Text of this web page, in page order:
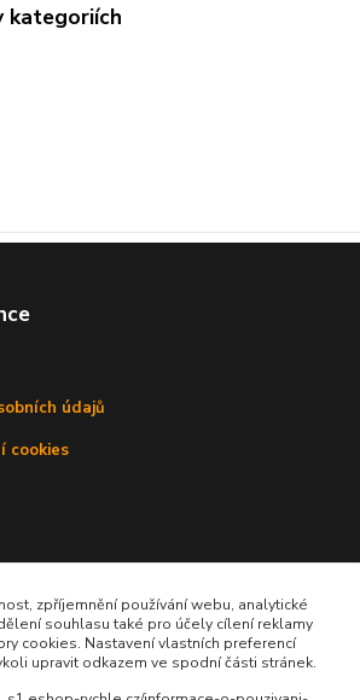
kategoriích
údajů
cookies
zpříjemnění používání webu, analytické
souhlasu také pro účely cílení reklamy
cookies. Nastavení vlastních preferencí
upravit odkazem ve spodní části stránek.